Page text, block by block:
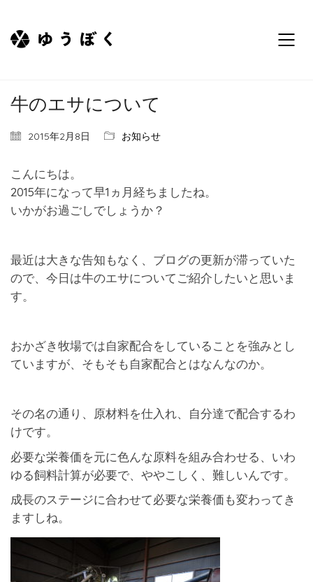
牛のエサについて
2015年2月8日 お知らせ
こんにちは。
2015年になって早1ヵ月経ちましたね。
いかがお過ごしでしょうか？
最近は大きな告知もなく、ブログの更新が滞っていた
ので、今日は牛のエサについてご紹介したいと思いま
す。
おかざき牧場では自家配合をしていることを強みとし
ていますが、そもそも自家配合とはなんなのか。
その名の通り、原材料を仕入れ、自分達で配合するわ
けです。
必要な栄養価を元に色んな原料を組み合わせる、いわ
ゆる飼料計算が必要で、ややこしく、難しいんです。
成長のステージに合わせて必要な栄養価も変わってき
ますしね。